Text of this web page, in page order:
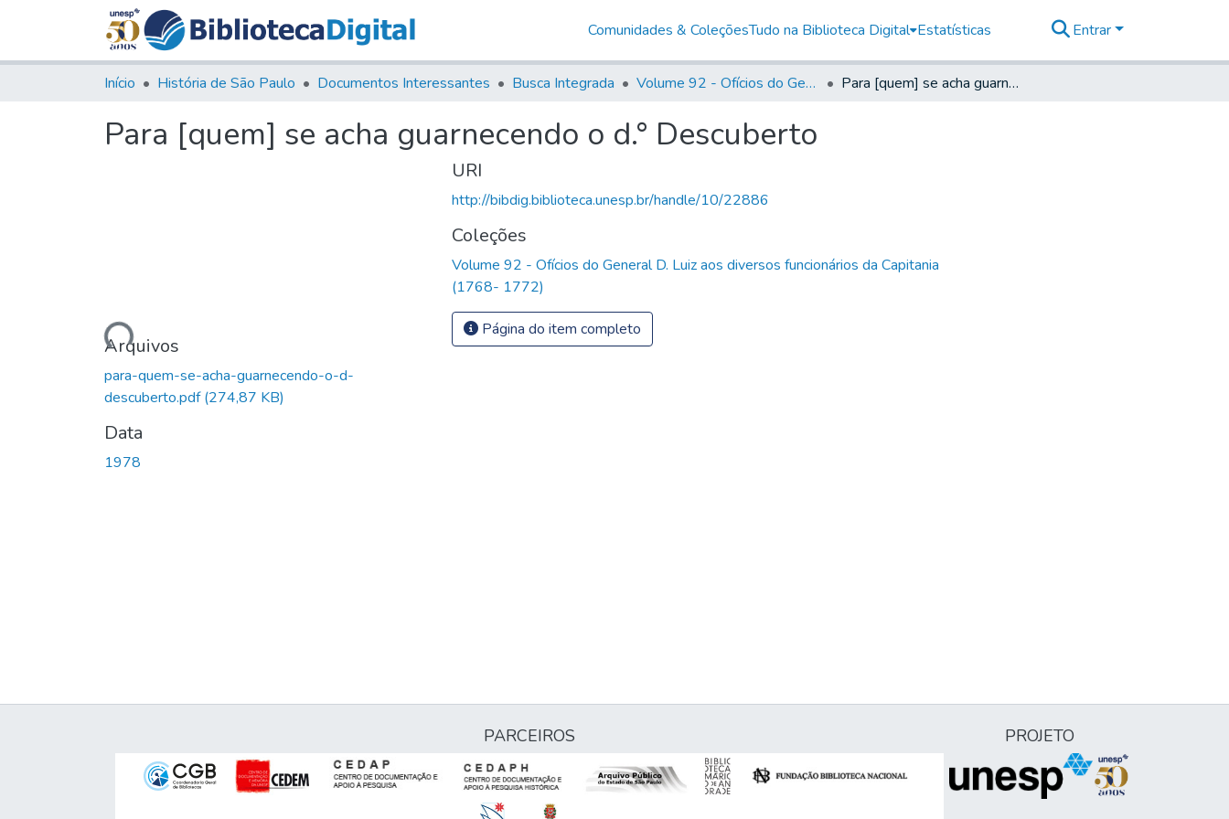
Comunidades & ColeçõesTudo na Biblioteca Digital Estatísticas Entrar
Início História de São Paulo Documentos Interessantes Busca Integrada Volume 92 - Ofícios do General D. Luiz aos diversos funcionários da Capitania (1768- 1772) Para [quem] se acha guarnecendo o d.° Descuberto
Para [quem] se acha guarnecendo o d.° Descuberto
Carregando...
Arquivos
para-quem-se-acha-guarnecendo-o-d-
descuberto.pdf(274,87 KB)
Data
1978
URI
http://bibdig.biblioteca.unesp.br/handle/10/22886
Coleções
Volume 92 - Ofícios do General D. Luiz aos diversos funcionários da Capitania
(1768- 1772)
Página do item completo
PARCEIROS PROJETO